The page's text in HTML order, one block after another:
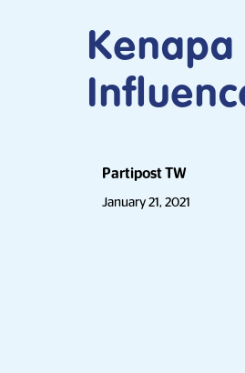
Partipost TW
January 21, 2021